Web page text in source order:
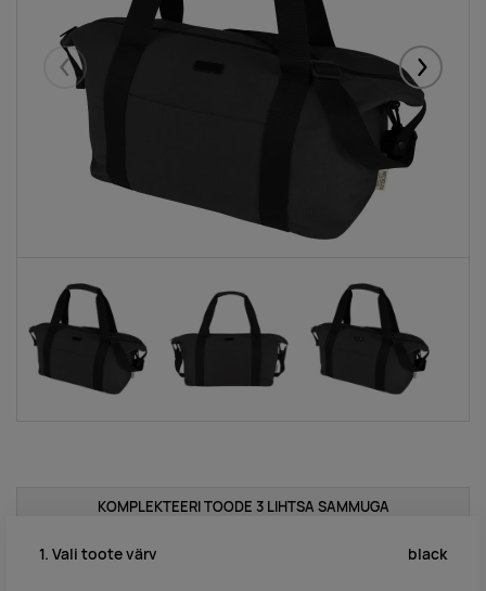
Eelmised
KOMPLEKTEERI TOODE 3 LIHTSA SAMMUGA
1. Vali toote värv black